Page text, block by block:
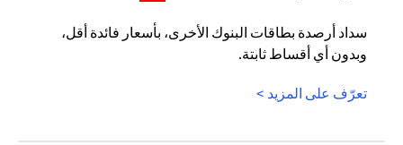
سداد أرصدة بطاقات البنوك الأخرى، بأسعار فائدة أقل،
وبدون أي أقساط ثابتة.
تعرّف على المزيد >